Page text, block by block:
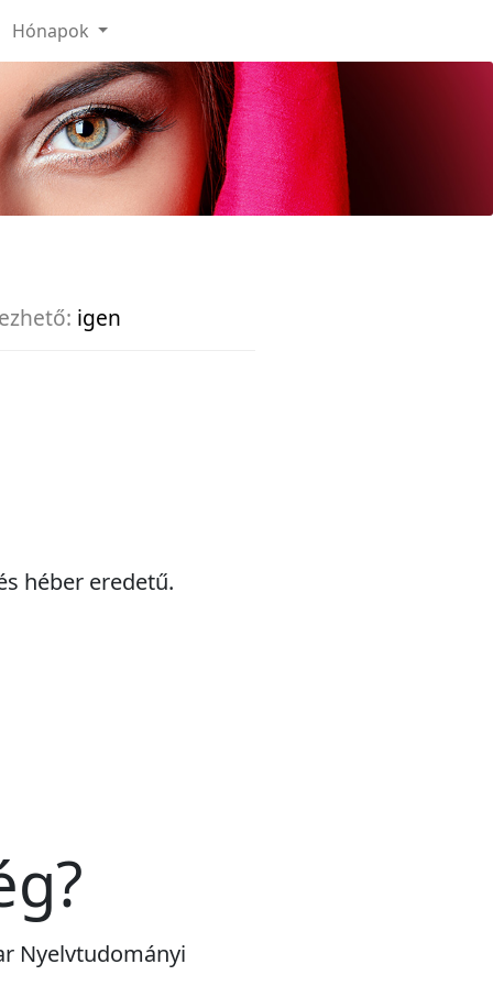
Hónapok
igen
héber eredetű.
Nyelvtudományi